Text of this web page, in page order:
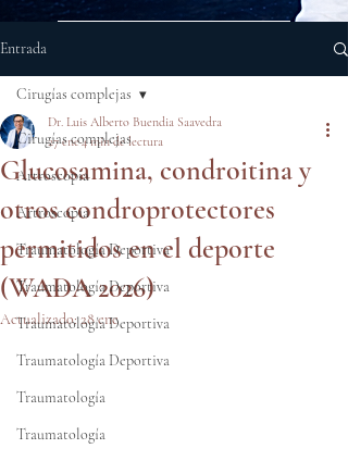
Entrada
Cirugías complejas
Artroscopia
Artroscopia
Traumatología Deportiva
Traumatología Deportiva
Traumatología Deportiva
Traumatología Deportiva
Traumatología
Traumatología
Cirugías complejas
Glucosamina, condroitina y
otros condroprotectores
permitidos en el deporte
(WADA 2026)
Dr. Luis Alberto Buendia Saavedra
27 ene4 min de lectura
Actualizado:28 ene